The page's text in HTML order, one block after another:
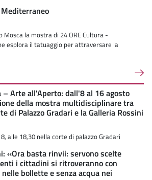
Mosca la mostra di 24 ORE Cultura -
esplora il tatuaggio per attraversare la
– Arte all'Aperto: dall'8 al 16 agosto
della mostra multidisciplinare tra
di Palazzo Gradari e la Galleria Rossini
alle 18,30 nella corte di palazzo Gradari
«Ora basta rinvii: servono scelte
i cittadini si ritroveranno con
bollette e senza acqua nei